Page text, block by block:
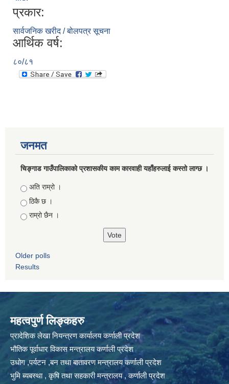
प्रकार:
सार्वजनिक खरीद / बोलपत्र सूचना
आर्थिक वर्ष:
८०/८१
जनमत
चिङ्गाड गाउँपालिकाको प्रशासकीय काम कारवाही यहाँहरुलाई कस्तो लाग्छ ।
Choices
अति राम्रो ।
ठिकै छ ।
राम्रो छैन ।
Older polls
Results
महत्वपुर्ण लिङ्कहरु
प्रादेशिक लेखा नियन्त्रण कार्यालय कर्णाली प्रदेश
भौतिक पूर्वाधार विकास मन्त्रालय कर्णाली प्रदेश
उधोग ,पर्यटन ,बन तथा बातावरण मन्त्रालय कर्णाली प्रदेश
भुमि ब्यबस्था , कृषि तथा सहकारी मन्त्रालय , कर्णाली प्रदेश